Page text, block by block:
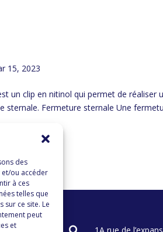
des
ou accéder
à ces
telles que
sur ce site. Le
peut
et
15, 2023
est un clip en nitinol qui permet de
sternale. Fermeture sternale Une